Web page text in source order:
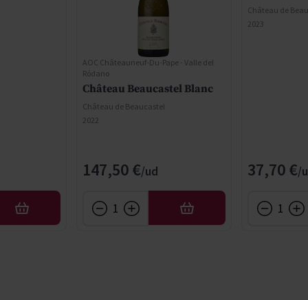
AFEGIR
AOC Châteauneuf-Du-Pape - Valle del
Ródano
Château Beaucastel Blanc
Château de Beaucastel
2022
147,50 €
AFEGIR
Château de
2023
37,70 €